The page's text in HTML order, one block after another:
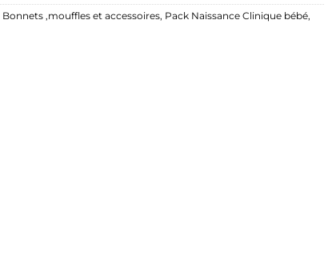
Bonnets ,mouffles et accessoires, Pack Naissance Clinique bébé,